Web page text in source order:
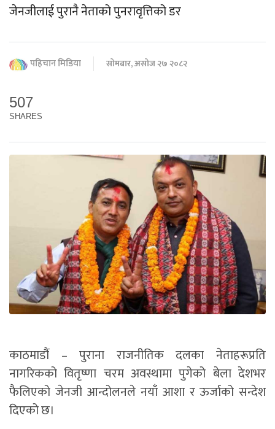
जेनजीलाई पुरानै नेताको पुनरावृत्तिको डर
पहिचान मिडिया सोमबार, असोज २७ २०८२
507
SHARES
काठमाडौं – पुराना राजनीतिक दलका नेताहरूप्रति
नागरिकको वितृष्णा चरम अवस्थामा पुगेको बेला देशभर
फैलिएको जेनजी आन्दोलनले नयाँ आशा र ऊर्जाको सन्देश
दिएको छ।